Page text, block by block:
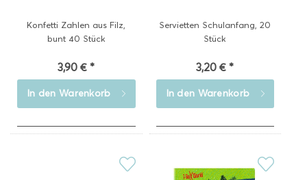
Konfetti Zahlen aus Filz,
bunt 40 Stück
3,90 € *
In den Warenkorb
Servietten Schulanfang, 20
Stück
3,20 € *
In den Warenkorb